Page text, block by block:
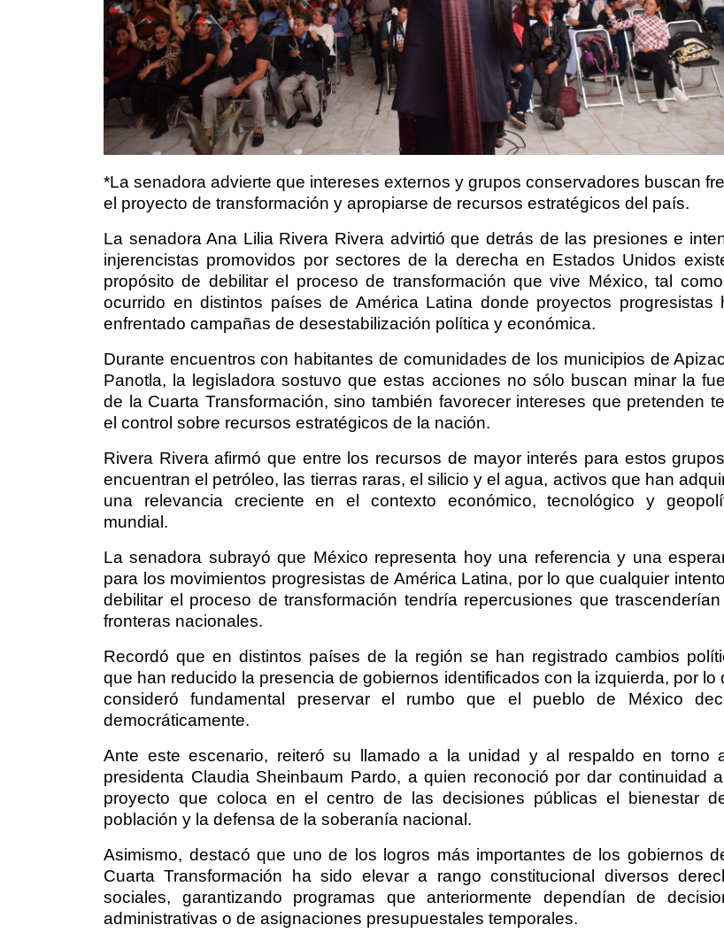
*La senadora advierte que intereses externos y grupos conservadores buscan
el proyecto de transformación y apropiarse de recursos estratégicos del país.
La senadora Ana Lilia Rivera Rivera advirtió que detrás de las presiones e
injerencistas promovidos por sectores de la derecha en Estados Unidos
propósito de debilitar el proceso de transformación que vive México, tal
ocurrido en distintos países de América Latina donde proyectos progresistas
enfrentado campañas de desestabilización política y económica.
Durante encuentros con habitantes de comunidades de los municipios de
Panotla, la legisladora sostuvo que estas acciones no sólo buscan minar la
de la Cuarta Transformación, sino también favorecer intereses que pretenden
el control sobre recursos estratégicos de la nación.
Rivera Rivera afirmó que entre los recursos de mayor interés para estos
encuentran el petróleo, las tierras raras, el silicio y el agua, activos que han
una relevancia creciente en el contexto económico, tecnológico y
mundial.
La senadora subrayó que México representa hoy una referencia y una
para los movimientos progresistas de América Latina, por lo que cualquier
debilitar el proceso de transformación tendría repercusiones que
fronteras nacionales.
Recordó que en distintos países de la región se han registrado cambios
que han reducido la presencia de gobiernos identificados con la izquierda, por lo
consideró fundamental preservar el rumbo que el pueblo de México
democráticamente.
Ante este escenario, reiteró su llamado a la unidad y al respaldo en torno
presidenta Claudia Sheinbaum Pardo, a quien reconoció por dar continuidad
proyecto que coloca en el centro de las decisiones públicas el bienestar
población y la defensa de la soberanía nacional.
Asimismo, destacó que uno de los logros más importantes de los gobiernos
Cuarta Transformación ha sido elevar a rango constitucional diversos
sociales, garantizando programas que anteriormente dependían de
administrativas o de asignaciones presupuestales temporales.